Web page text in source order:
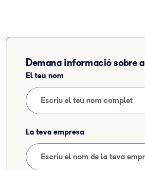
Demana informació sobre
El teu nom
La teva empresa